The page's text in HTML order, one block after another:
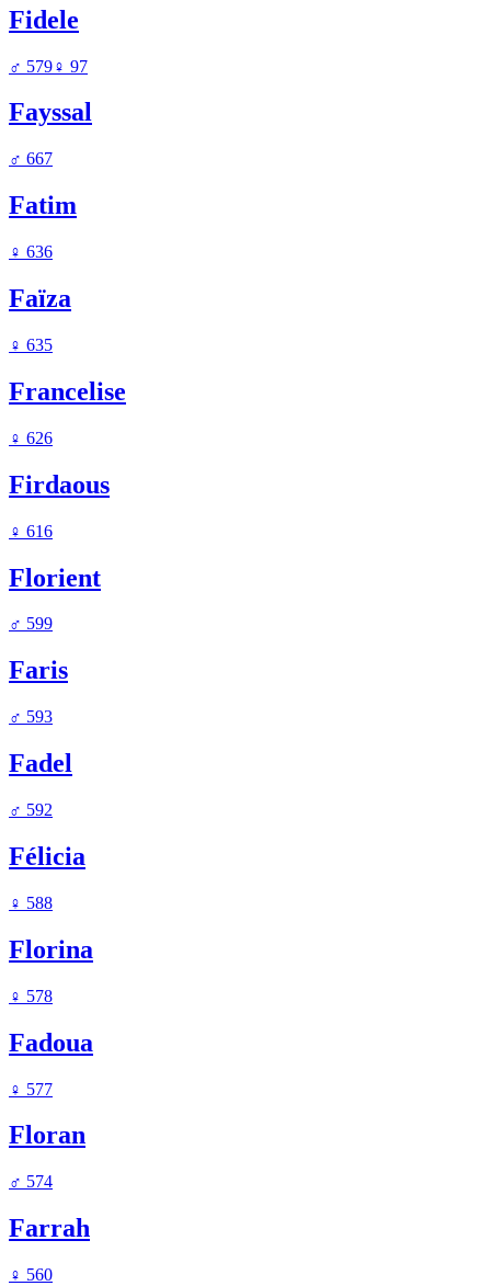
Fidele
♂ 579♀ 97
Fayssal
♂ 667
Fatim
♀ 636
Faïza
♀ 635
Francelise
♀ 626
Firdaous
♀ 616
Florient
♂ 599
Faris
♂ 593
Fadel
♂ 592
Félicia
♀ 588
Florina
♀ 578
Fadoua
♀ 577
Floran
♂ 574
Farrah
♀ 560